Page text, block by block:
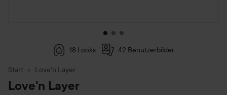
18 Looks 42 Benutzerbilder
Start Love'n Layer
Love'n Layer